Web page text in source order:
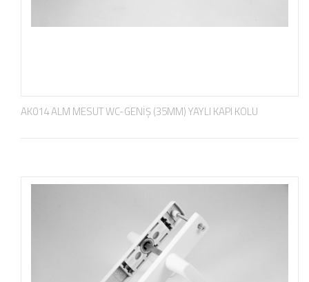
AK014 ALM MESUT WC-GENİŞ (35MM) YAYLI KAPI KOLU